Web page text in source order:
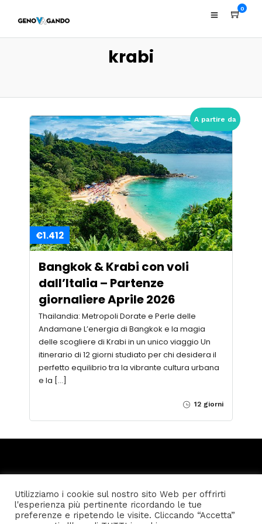
0
krabi
A partire da
€1.412
Bangkok & Krabi con voli
dall’Italia – Partenze
giornaliere Aprile 2026
Thailandia: Metropoli Dorate e Perle delle
Andamane L’energia di Bangkok e la magia
delle scogliere di Krabi in un unico viaggio Un
itinerario di 12 giorni studiato per chi desidera il
perfetto equilibrio tra la vibrante cultura urbana
e la […]
12 giorni
Home Privacy policy Condizioni generali di vendita
Utilizziamo i cookie sul nostro sito Web per offrirti
l'esperienza più pertinente ricordando le tue
preferenze e ripetendo le visite. Cliccando “Accetta”